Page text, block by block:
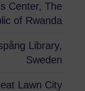
Center, The
of Rwanda
Library,
Sweden
Lawn City